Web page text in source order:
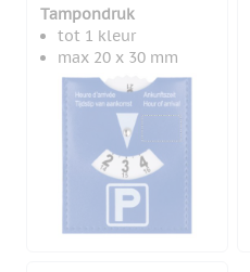
Tampondruk
tot 1 kleur
max 20 x 30 mm